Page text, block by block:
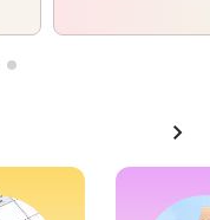
chevron_right